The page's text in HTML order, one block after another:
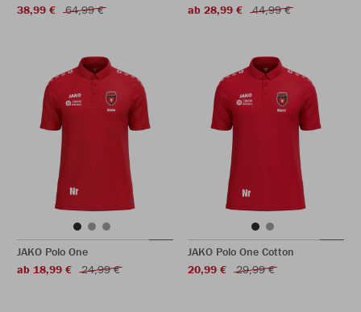
38,99 €
64,99 €
ab 28,99 €
44,99 €
JAKO Polo One
ab 18,99 €
24,99 €
JAKO Polo One Cotton
20,99 €
29,99 €